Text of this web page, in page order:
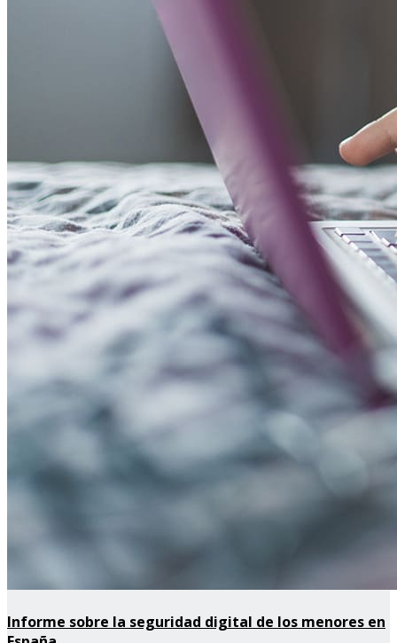
Informe sobre la seguridad digital de los menores en